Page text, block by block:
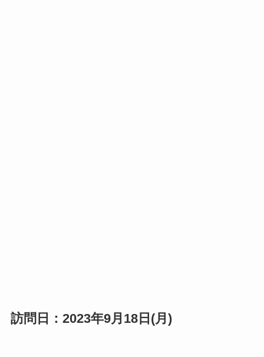
訪問日：2023年9月18日(月)